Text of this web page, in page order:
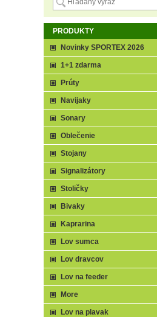
PRODUKTY
Novinky SPORTEX 2026
1+1 zdarma
Prúty
Navijaky
Sonary
Oblečenie
Stojany
Signalizátory
Stoličky
Bivaky
Kaprarina
Lov sumca
Lov dravcov
Lov na feeder
More
Lov na plavak